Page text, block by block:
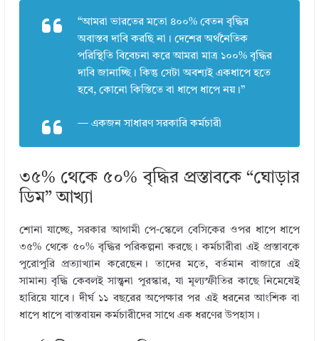
“আমরা ভারতের মতো ৪০০% বেতন বৃদ্ধির
অবাস্তব দাবি করছি না। দেশের অর্থনৈতিক
পরিস্থিতি বিবেচনা করে আমরা মাত্র ১০০% বৃদ্ধির
দাবি জানাচ্ছি। কিন্তু সেটা অবশ্যই একধাপে হতে
হবে, কোনো কিস্তিতে বা ধাপে ধাপে নয়।”
— একজন সাধারণ সরকারি কর্মচারী
৩৫% থেকে ৫০% বৃদ্ধির প্রস্তাবকে “ঘোড়ার
ডিম” আখ্যা
শোনা যাচ্ছে, সরকার আগামী পে-স্কেলে বেসিকের ওপর ধাপে ধাপে
৩৫% থেকে ৫০% বৃদ্ধির পরিকল্পনা করছে। কর্মচারীরা এই প্রস্তাবকে
পুরোপুরি প্রত্যাখ্যান করেছেন। তাদের মতে, বর্তমান বাজারে এই
সামান্য বৃদ্ধি কেবলই সান্ত্বনা পুরস্কার, যা মূল্যস্ফীতির কাছে নিমেষেই
হারিয়ে যাবে। দীর্ঘ ১১ বছরের অপেক্ষার পর এই ধরনের আংশিক বা
ধাপে ধাপে বাস্তবায়ন কর্মচারীদের সাথে এক ধরণের উপহাস।